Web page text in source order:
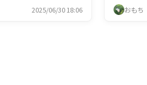
2025/06/30 18:06 おもち